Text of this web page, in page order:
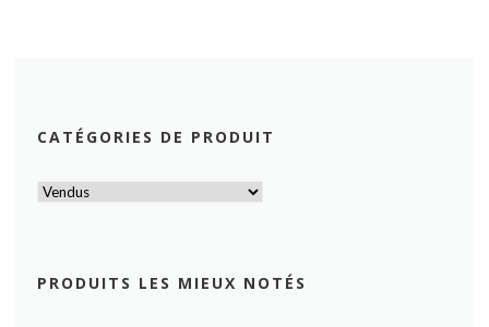
CATÉGORIES DE PRODUIT
PRODUITS LES MIEUX NOTÉS